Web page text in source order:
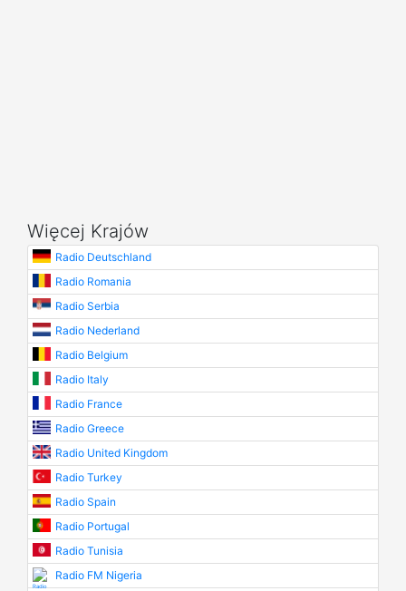
Więcej Krajów
Radio Deutschland
Radio Romania
Radio Serbia
Radio Nederland
Radio Belgium
Radio Italy
Radio France
Radio Greece
Radio United Kingdom
Radio Turkey
Radio Spain
Radio Portugal
Radio Tunisia
Radio FM Nigeria